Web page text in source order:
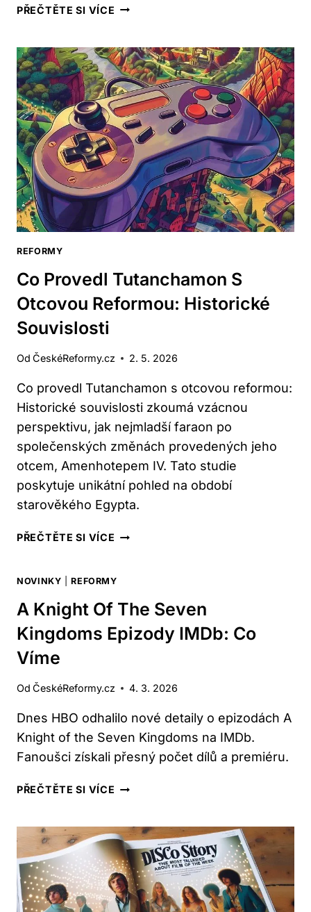
PŘEČTĚTE SI VÍCE KDO
PROVEDL
ZÁSADNÍ
REFORMY
V
ATHÉNÁCH:
HISTORICKÝ
PŘEHLED
REFORMY
Co Provedl Tutanchamon S
Otcovou Reformou: Historické
Souvislosti
Od ČeskéReformy.cz 2. 5. 2026
Co provedl Tutanchamon s otcovou reformou:
Historické souvislosti zkoumá vzácnou
perspektivu, jak nejmladší faraon po
společenských změnách provedených jeho
otcem, Amenhotepem IV. Tato studie
poskytuje unikátní pohled na období
starověkého Egypta.
PŘEČTĚTE SI VÍCE CO
S
REFORMOU:
HISTORICKÉ
SOUVISLOSTI
NOVINKY |REFORMY
A Knight Of The Seven
Kingdoms Epizody IMDb: Co
Víme
Od ČeskéReformy.cz 4. 3. 2026
Dnes HBO odhalilo nové detaily o epizodách A
Knight of the Seven Kingdoms na IMDb.
Fanoušci získali přesný počet dílů a premiéru.
PŘEČTĚTE SI VÍCE A
THE
SEVEN
KINGDOMS
EPIZODY
IMDB: